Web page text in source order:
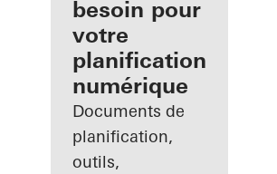
Découvrez
Mon
Espace de
travail
besoin pour
votre
planification
numérique
Documents de
planification,
outils,